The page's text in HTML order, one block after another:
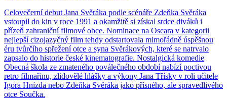
Celovečerní debut Jana Svěráka podle scénáře Zdeňka Svěráka
vstoupil do kin v roce 1991 a okamžitě si získal srdce diváků i
přízeň zahraniční filmové obce. Nominace na Oscara v kategorii
nejlepší cizojazyčný film tehdy odstartovala mimořádně úspěšnou
éru tvůrčího spřežení otce a syna Svěrákových, které se natrvalo
zapsalo do historie české kinematografie. Nostalgická komedie
Obecná škola ze zmateného poválečného období nabízí poctivou
retro filmařinu, zlidovělé hlášky a výkony Jana Třísky v roli učitele
Igora Hnízda nebo Zdeňka Svěráka jako přísného, ale spravedlivého
otce Součka.